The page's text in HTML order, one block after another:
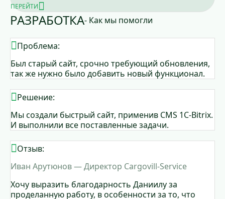
ПЕРЕЙТИ
РАЗРАБОТКА- Как мы помогли
Проблема:
Был старый сайт, срочно требующий обновления,
так же нужно было добавить новый функционал.
Решение:
Мы создали быстрый сайт, применив CMS 1C-Bitrix.
И выполнили все поставленные задачи.
Отзыв:
Иван Арутюнов — Директор Cargovill-Service
Хочу выразить благодарность Даниилу за
проделанную работу, в особенности за то, что